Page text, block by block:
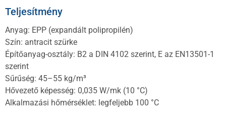
Teljesítmény
Anyag: EPP (expandált polipropilén)
Szín: antracit szürke
Építőanyag-osztály: B2 a DIN 4102 szerint, E az EN13501-1
szerint
Sűrűség: 45–55 kg/m³
Hővezető képesség: 0,035 W/mk (10 °C)
Alkalmazási hőmérséklet: legfeljebb 100 °C